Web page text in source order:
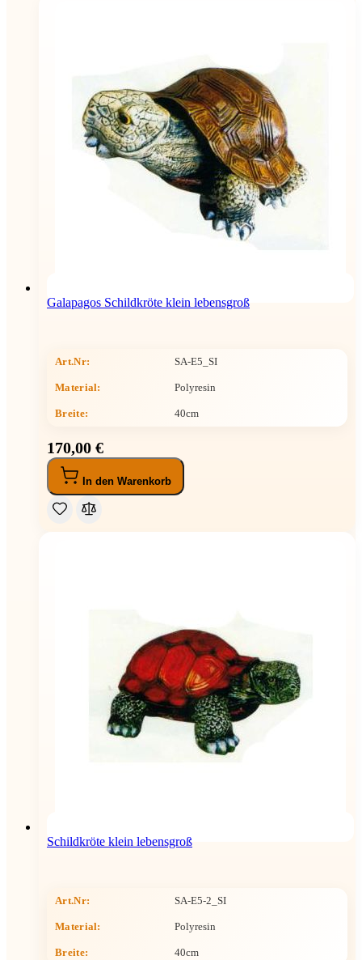
Galapagos Schildkröte klein lebensgroß
Art.Nr: SA-E5_SI
Material: Polyresin
Breite: 40cm
170,00 €
In den Warenkorb
Schildkröte klein lebensgroß
Art.Nr: SA-E5-2_SI
Material: Polyresin
Breite: 40cm